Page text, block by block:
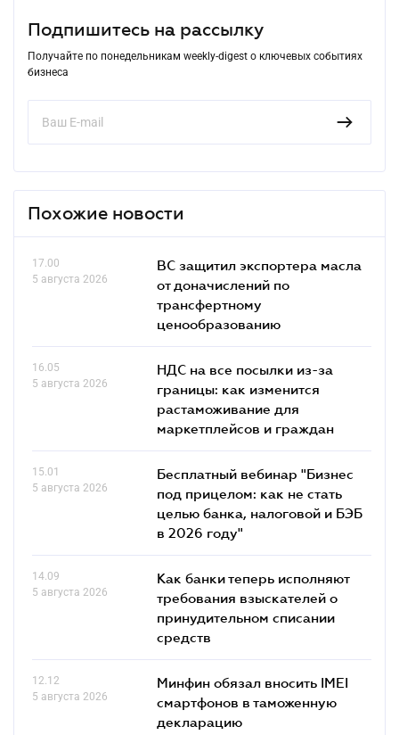
Подпишитесь на рассылку
Получайте по понедельникам weekly-digest о ключевых событиях
бизнеса
Похожие новости
17.00
5 августа 2026
ВС защитил экспортера масла
от доначислений по
трансфертному
ценообразованию
16.05
5 августа 2026
НДС на все посылки из-за
границы: как изменится
растаможивание для
маркетплейсов и граждан
15.01
5 августа 2026
Бесплатный вебинар "Бизнес
под прицелом: как не стать
целью банка, налоговой и БЭБ
в 2026 году"
14.09
5 августа 2026
Как банки теперь исполняют
требования взыскателей о
принудительном списании
средств
12.12
5 августа 2026
Минфин обязал вносить IMEI
смартфонов в таможенную
декларацию